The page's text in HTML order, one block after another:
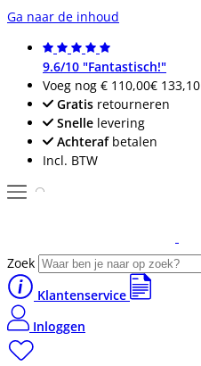
Ga naar de inhoud
9.6/10 "Fantastisch!"
Voeg nog € 110,00€ 133,10
Gratis retourneren
Snelle levering
Achterafbetalen
Incl. BTW
Zoek
Klantenservice
Inloggen